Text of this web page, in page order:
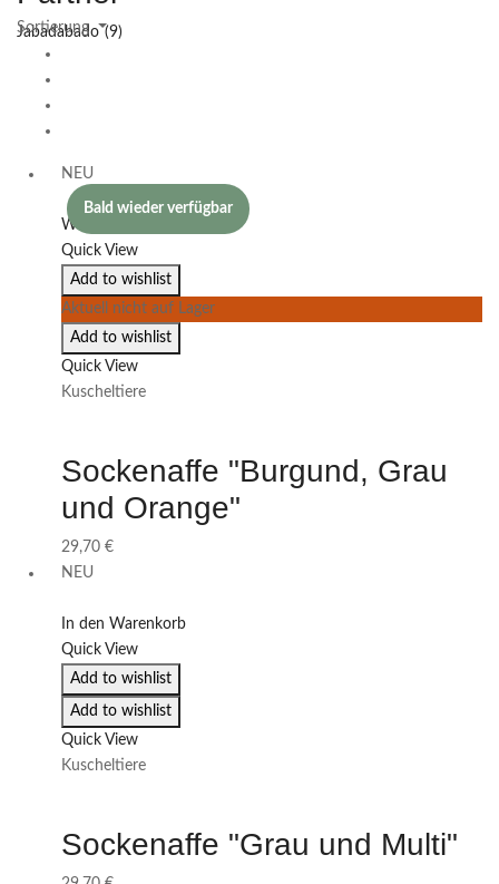
Jabadabado (9)
NEU
Bald wieder verfügbar
Weiterlesen
Quick View
Add to wishlist
Aktuell nicht auf Lager
Add to wishlist
Quick View
Kuscheltiere
Sockenaffe "Burgund, Grau
und Orange"
29,70 €
NEU
In den Warenkorb
Quick View
Add to wishlist
Add to wishlist
Quick View
Kuscheltiere
Sockenaffe "Grau und Multi"